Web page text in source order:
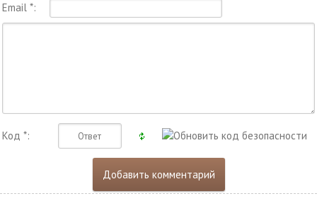
Email *:
Код *: